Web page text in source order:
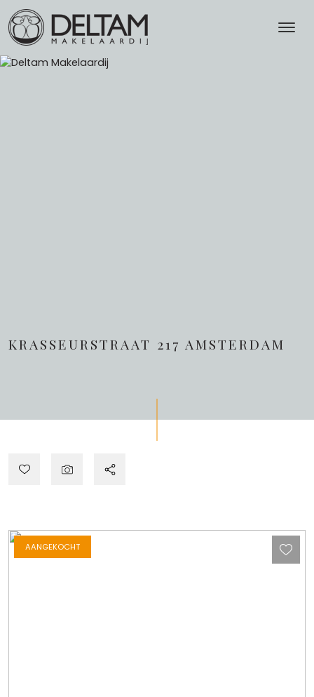
KRASSEURSTRAAT 217 AMSTERDAM
AANGEKOCHT